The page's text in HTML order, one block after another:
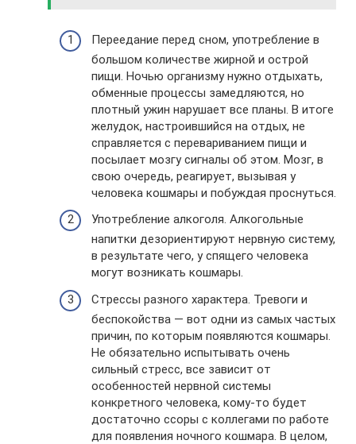
Переедание перед сном, употребление в
большом количестве жирной и острой
пищи. Ночью организму нужно отдыхать,
обменные процессы замедляются, но
плотный ужин нарушает все планы. В итоге
желудок, настроившийся на отдых, не
справляется с перевариванием пищи и
посылает мозгу сигналы об этом. Мозг, в
свою очередь, реагирует, вызывая у
человека кошмары и побуждая проснуться.
Употребление алкоголя. Алкогольные
напитки дезориентируют нервную систему,
в результате чего, у спящего человека
могут возникать кошмары.
Стрессы разного характера. Тревоги и
беспокойства — вот одни из самых частых
причин, по которым появляются кошмары.
Не обязательно испытывать очень
сильный стресс, все зависит от
особенностей нервной системы
конкретного человека, кому-то будет
достаточно ссоры с коллегами по работе
для появления ночного кошмара. В целом,